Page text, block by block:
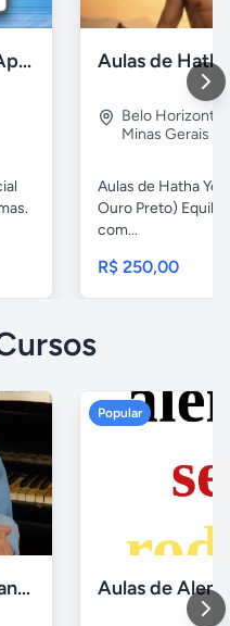
Cursos, Aulas e Suporte Apple - Básico e Avançado
Belo Horizonte
Minas Gerais
Aulas de Hatha
Ouro Preto)
com...
R$ 250,00
Aulas de bateria Rio de Janeiro
Popular